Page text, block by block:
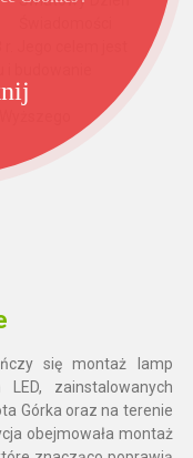
Jego celem jest
budowanie
się montaż lamp
LED, zainstalowanych
Górka oraz na terenie
obejmowała montaż